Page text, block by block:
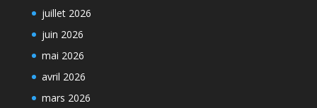
juillet 2026
juin 2026
mai 2026
avril 2026
mars 2026